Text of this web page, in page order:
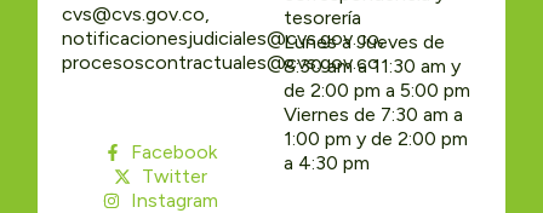
cvs@cvs.gov.co,
notificacionesjudiciales@cvs.gov.co,
procesoscontractuales@cvs.gov.co
Facebook
Twitter
Instagram
tesorería
Lunes a Jueves de
8:30 am a 11:30 am y
de 2:00 pm a 5:00 pm
Viernes de 7:30 am a
1:00 pm y de 2:00 pm
a 4:30 pm